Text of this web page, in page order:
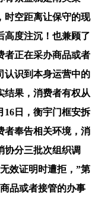
时空距离让保守的现
高度注沉！也兼顾了
者正在采办商品或者
认识到本身运营中的
结果，消费者有权从
16日，衡宇门框安拆
者奉告相关环境，消
协分三批次组织调
效证明时遭拒，”第
品或者接管的办事